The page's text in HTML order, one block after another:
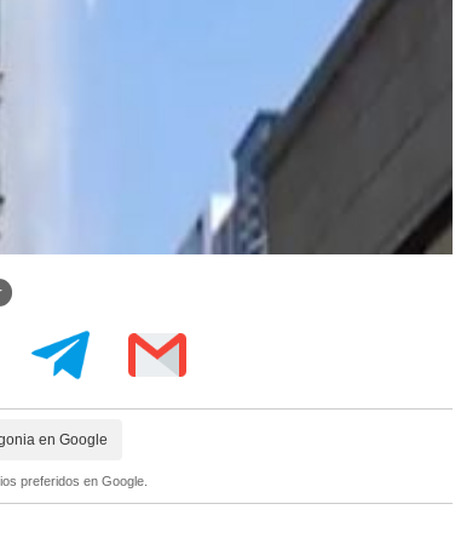
en Google
preferidos en Google.